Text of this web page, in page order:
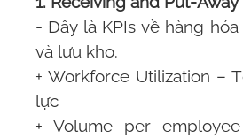
- Đây là KPIs về hàng
và lưu kho.
+ Workforce Utilization –
lực
+ Volume per